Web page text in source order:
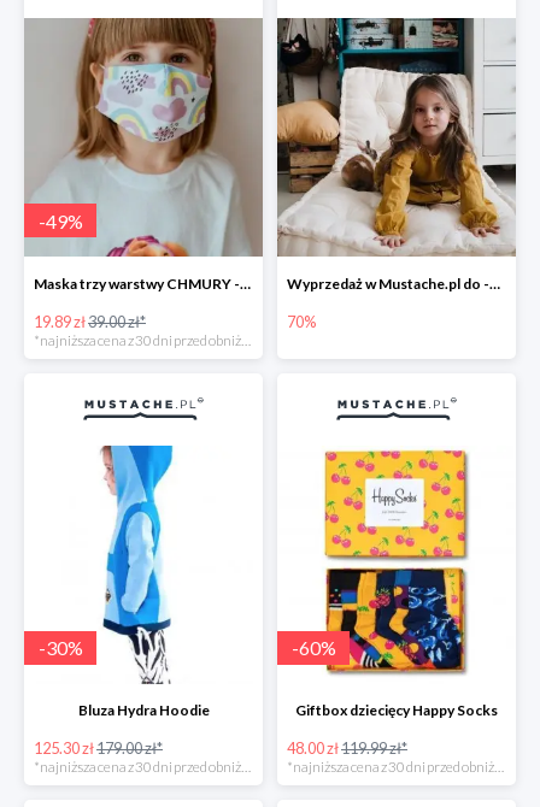
-49%
Maska trzy warstwy CHMURY -49%
19.89 zł39.00 zł*
Wyprzedaż w Mustache.pl do -70%
70%
-30%
Bluza Hydra Hoodie
125.30 zł179.00 zł*
*najniższa cena z 30 dni przed obniżką
-60%
Giftbox dziecięcy Happy Socks
48.00 zł119.99 zł*
*najniższa cena z 30 dni przed obniżką